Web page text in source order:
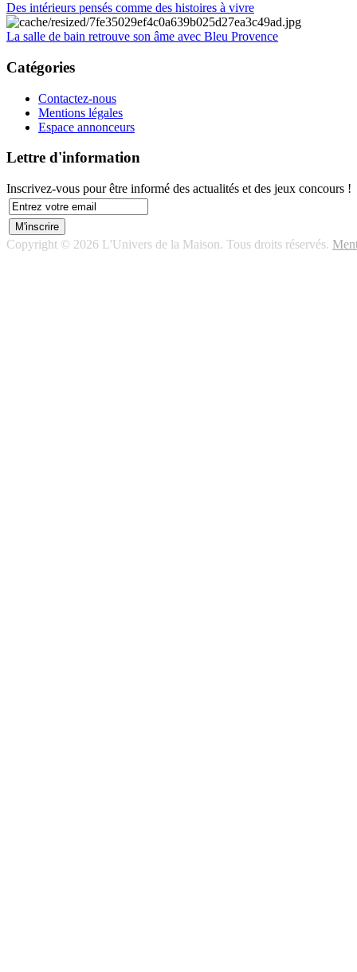
Des intérieurs pensés comme des histoires à vivre
La salle de bain retrouve son âme avec Bleu Provence
Catégories
Contactez-nous
Mentions légales
Espace annonceurs
Lettre d'information
Inscrivez-vous pour être informé des actualités et des jeux concours !
Copyright © 2026 L'Univers de la Maison. Tous droits réservés.